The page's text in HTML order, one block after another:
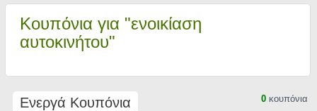
Κουπόνια για "ενοικίαση
αυτοκινήτου"
Ενεργά Κουπόνια 0κουπόνια